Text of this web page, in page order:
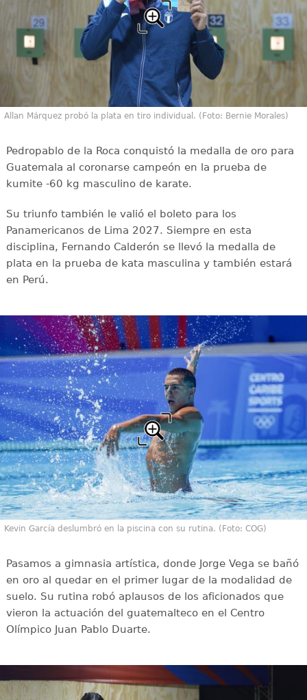
Allan Márquez probó la plata en tiro individual. (Foto: Bernie Morales)
Pedropablo de la Roca conquistó la medalla de oro para
Guatemala al coronarse campeón en la prueba de
kumite -60 kg masculino de karate.
Su triunfo también le valió el boleto para los
Panamericanos de Lima 2027. Siempre en esta
disciplina, Fernando Calderón se llevó la medalla de
plata en la prueba de kata masculina y también estará
en Perú.
Kevin García deslumbró en la piscina con su rutina. (Foto: COG)
Pasamos a gimnasia artística, donde Jorge Vega se bañó
en oro al quedar en el primer lugar de la modalidad de
suelo. Su rutina robó aplausos de los aficionados que
vieron la actuación del guatemalteco en el Centro
Olímpico Juan Pablo Duarte.